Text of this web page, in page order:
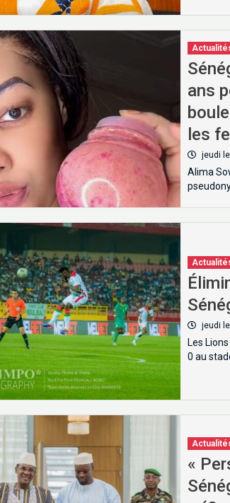
ans
les
jeudi
Alima
jeudi
Les
0 au
«
Inscrivez-vous à notre newsletter pour